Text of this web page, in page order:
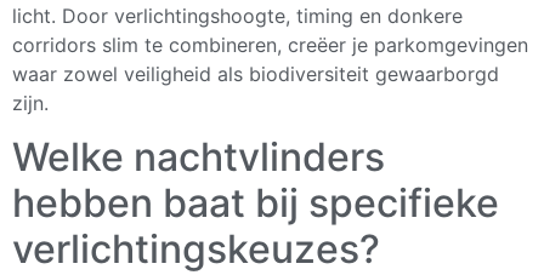
licht. Door verlichtingshoogte, timing en donkere
corridors slim te combineren, creëer je parkomgevingen
waar zowel veiligheid als biodiversiteit gewaarborgd
zijn.
Welke nachtvlinders
hebben baat bij specifieke
verlichtingskeuzes?